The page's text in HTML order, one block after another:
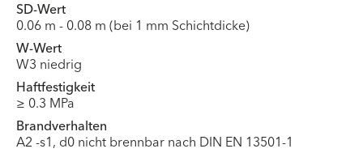
SD-Wert
0.06 m - 0.08 m (bei 1 mm Schichtdicke)
W-Wert
W3 niedrig
Haftfestigkeit
≥ 0.3 MPa
Brandverhalten
A2 -s1, d0 nicht brennbar nach DIN EN 13501-1